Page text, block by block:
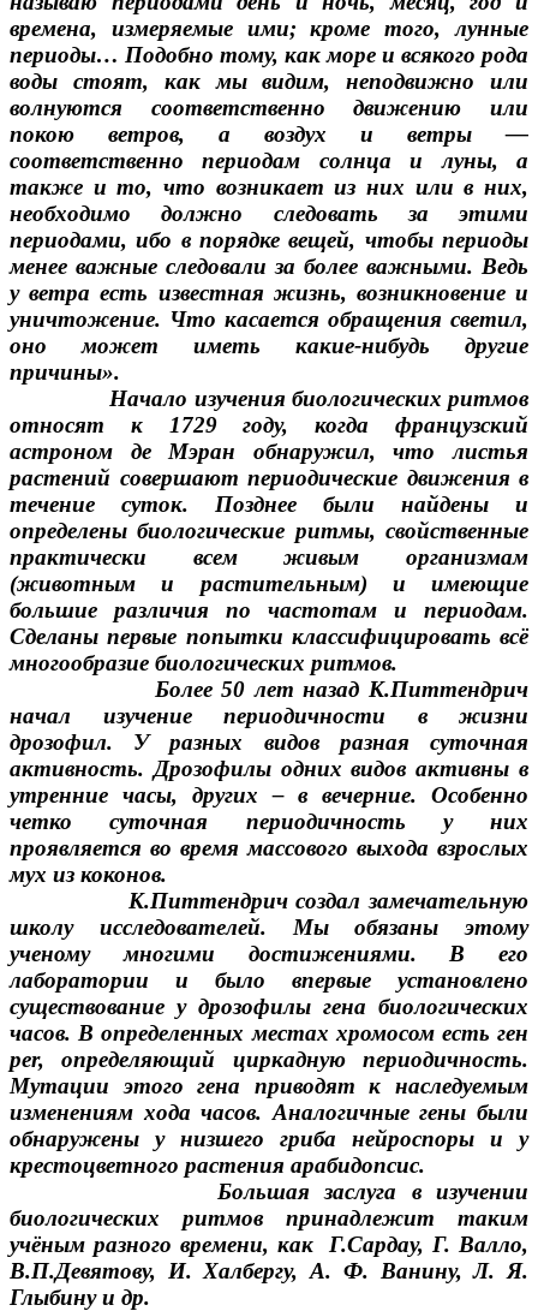
времена, измеряемые ими; кроме того, лунные
периоды… Подобно тому, как море и всякого рода
воды стоят, как мы видим, неподвижно или
волнуются соответственно движению или
покою ветров, а воздух и ветры —
соответственно периодам солнца и луны, а
также и то, что возникает из них или в них,
необходимо должно следовать за этими
периодами, ибо в порядке вещей, чтобы периоды
менее важные следовали за более важными. Ведь
у ветра есть известная жизнь, возникновение и
уничтожение. Что касается обращения светил,
оно может иметь какие-нибудь другие
причины».
Начало изучения биологических ритмов
относят к 1729 году, когда французский
астроном де Мэран обнаружил, что листья
растений совершают периодические движения в
течение суток. Позднее были найдены и
определены биологические ритмы, свойственные
практически всем живым организмам
(животным и растительным) и имеющие
большие различия по частотам и периодам.
Сделаны первые попытки классифицировать всё
многообразие биологических ритмов.
Более 50 лет назад К.Питтендрич
начал изучение периодичности в жизни
дрозофил. У разных видов разная суточная
активность. Дрозофилы одних видов активны в
утренние часы, других – в вечерние. Особенно
четко суточная периодичность у них
проявляется во время массового выхода взрослых
мух из коконов.
К.Питтендрич создал замечательную
школу исследователей. Мы обязаны этому
ученому многими достижениями. В его
лаборатории и было впервые установлено
существование у дрозофилы гена биологических
часов. В определенных местах хромосом есть ген
per, определяющий циркадную периодичность.
Мутации этого гена приводят к наследуемым
изменениям хода часов. Аналогичные гены были
обнаружены у низшего гриба нейроспоры и у
крестоцветного растения арабидопсис.
Большая заслуга в изучении
биологических ритмов принадлежит таким
учёным разного времени, как Г.Сардау, Г. Валло,
В.П.Девятову, И. Халбергу, А. Ф. Ванину, Л. Я.
Глыбину и др.